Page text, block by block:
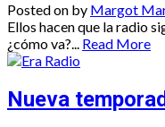
Posted on by Margot
Ellos hacen que la radio
¿cómo va?... Read More
Nueva